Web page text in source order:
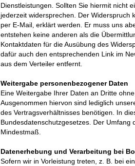
Dienstleistungen. Sollten Sie hiermit nicht
jederzeit widersprechen. Der Widerspruch
per E-Mail, erklärt werden. Er muss uns
entstehen keine anderen als die
Kontaktdaten für die Ausübung des
dafür auch den entsprechenden Link im
aus dem Verteiler entfernt.
Weitergabe personenbezogener Daten
Eine Weitergabe Ihrer Daten an Dritte
Ausgenommen hiervon sind lediglich
des Vertragsverhältnisses benötigen. In
Bundesdatenschutzgesetzes. Der
Mindestmaß.
Datenerhebung und Verarbeitung bei
Sofern wir in Vorleistung treten, z. B. bei